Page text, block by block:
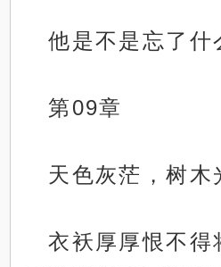
他是不是忘了什
第09章
天色灰茫，树木
衣袄厚厚恨不得